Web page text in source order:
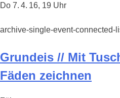
Do 7. 4. 16, 19 Uhr
archive-single-event-connected-
Grundeis // Mit
Fäden zeichnen